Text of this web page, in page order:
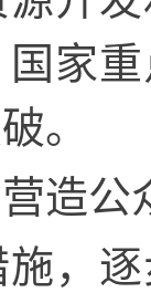
家
。
营造
，